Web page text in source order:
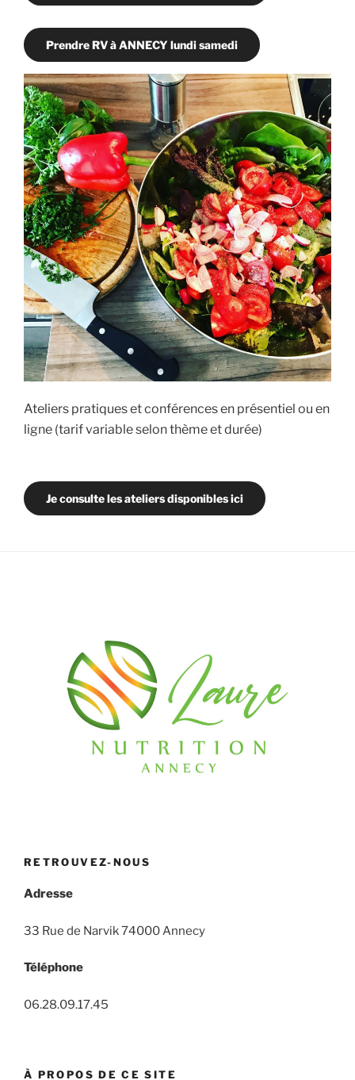
Prendre RV à ANNECY lundi samedi
Ateliers pratiques et conférences en présentiel ou en
ligne (tarif variable selon thème et durée)
Je consulte les ateliers disponibles ici
RETROUVEZ-NOUS
Adresse
33 Rue de Narvik 74000 Annecy
Téléphone
06.28.09.17.45
À PROPOS DE CE SITE